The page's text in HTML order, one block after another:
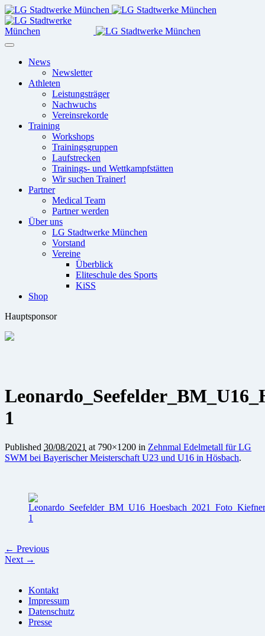
News
Newsletter
Athleten
Leistungsträger
Nachwuchs
Vereinsrekorde
Training
Workshops
Trainingsgruppen
Laufstrecken
Trainings- und Wettkampfstätten
Wir suchen Trainer!
Partner
Medical Team
Partner werden
Über uns
LG Stadtwerke München
Vorstand
Vereine
Überblick
Eliteschule des Sports
KiSS
Shop
Hauptsponsor
1
Published 30/08/2021 at 790×1200 in Zehnmal Edelmetall für LG
SWM bei Bayerischer Meisterschaft U23 und U16 in Hösbach.
← Previous
Next →
Kontakt
Impressum
Datenschutz
Presse